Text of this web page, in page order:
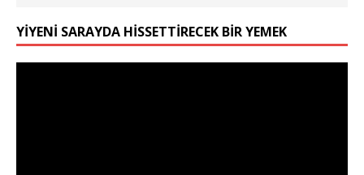
YIYENI SARAYDA HISSETTIRECEK BIR YEMEK